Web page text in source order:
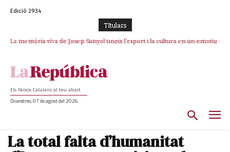
Edició 2934
TItulars
La memòria viva de Josep Sunyol uneix l’esport i la cultura en un emotiu
La “dignitat” a mitges de Marc Puigtió: renuncia a Girona pels àudios però
Els Països Catalans al teu abast
Divendres, 07 de agost del 2026
La total falta d’humanitat